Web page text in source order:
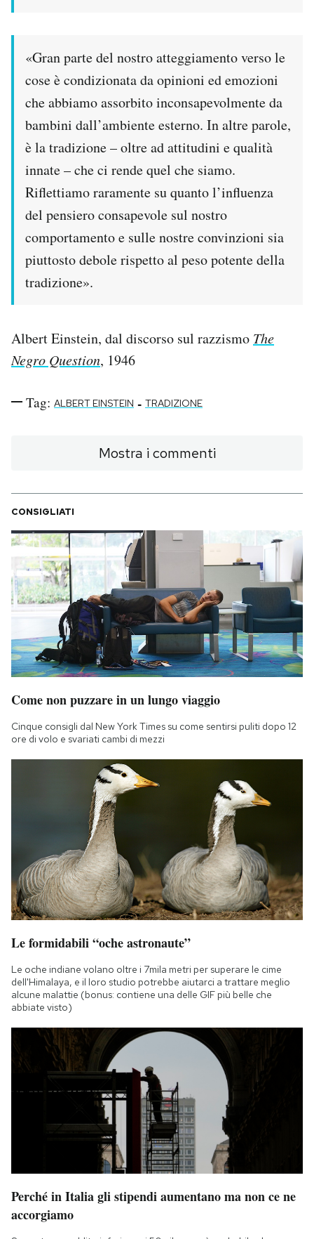
«Gran parte del nostro atteggiamento verso le
cose è condizionata da opinioni ed emozioni
che abbiamo assorbito inconsapevolmente da
bambini dall’ambiente esterno. In altre parole,
è la tradizione – oltre ad attitudini e qualità
innate – che ci rende quel che siamo.
Riflettiamo raramente su quanto l’influenza
del pensiero consapevole sul nostro
comportamento e sulle nostre convinzioni sia
piuttosto debole rispetto al peso potente della
tradizione».
Albert Einstein, dal discorso sul razzismo The
Negro Question, 1946
Tag: ALBERT EINSTEIN - TRADIZIONE
Mostra i commenti
CONSIGLIATI
Come non puzzare in un lungo viaggio
Cinque consigli dal New York Times su come sentirsi puliti dopo 12
ore di volo e svariati cambi di mezzi
Le formidabili “oche astronaute”
Le oche indiane volano oltre i 7mila metri per superare le cime
dell'Himalaya, e il loro studio potrebbe aiutarci a trattare meglio
alcune malattie (bonus: contiene una delle GIF più belle che
abbiate visto)
Perché in Italia gli stipendi aumentano ma non ce ne
accorgiamo